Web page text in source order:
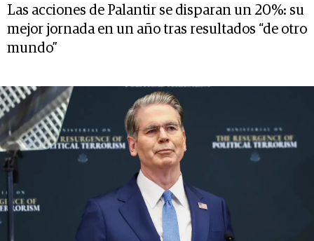
Las acciones de Palantir se disparan un 20%: su
mejor jornada en un año tras resultados “de otro
mundo”